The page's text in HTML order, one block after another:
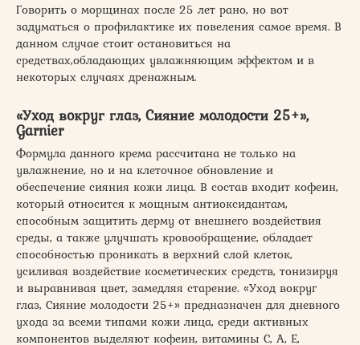
Говорить о морщинах после 25 лет рано, но вот
задуматься о профилактике их повеления самое время. В
данном случае стоит остановиться на
средствах,обладающих увлажняющим эффектом и в
некоторых случаях дренажным.
«Уход вокруг глаз, Сияние молодости 25+»,
Garnier
Формула данного крема рассчитана не только на
увлажнение, но и на клеточное обновление и
обеспечение сияния кожи лица. В состав входит кофеин,
который относится к мощным антиоксидантам,
способным защитить дерму от внешнего воздействия
среды, а также улучшать кровообращение, обладает
способностью проникать в верхний слой клеток,
усиливая воздействие косметических средств, тонизируя
и выравнивая цвет, замедляя старение. «Уход вокруг
глаз, Сияние молодости 25+» предназначен для дневного
ухода за всеми типами кожи лица, среди активных
компонентов выделяют кофеин, витамины С, А, Е,